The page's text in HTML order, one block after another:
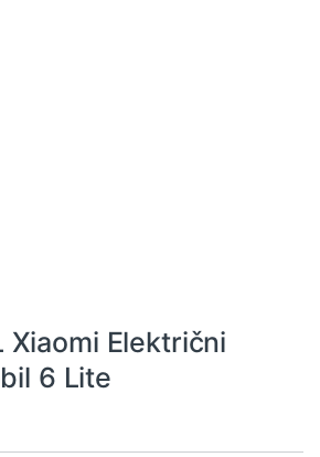
Xiaomi Električni
6 Lite